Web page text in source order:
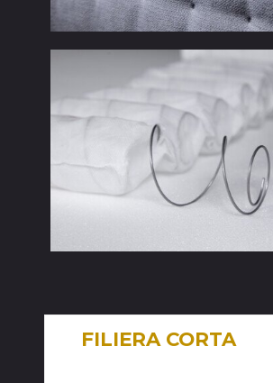
FILIERA CORTA